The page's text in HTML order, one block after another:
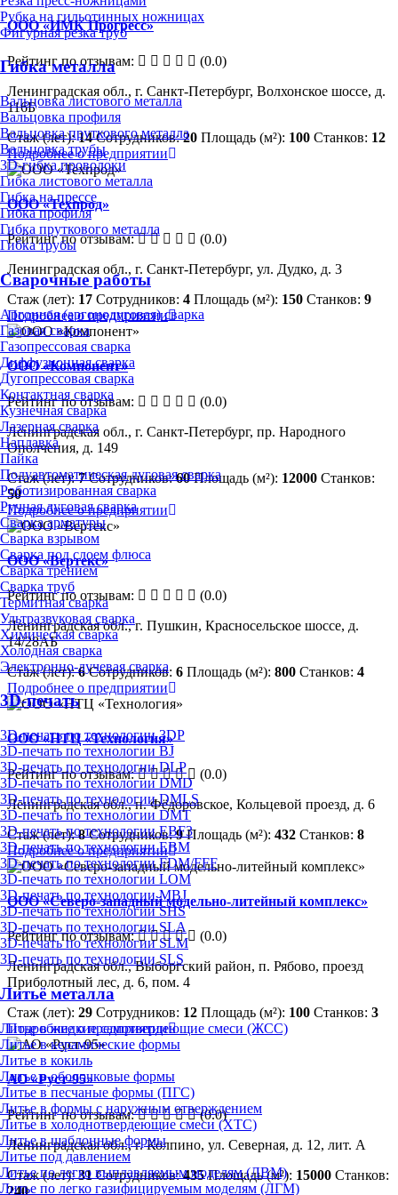
Рубка на гильотинных ножницах
Фигурная резка труб
Гибка металла
Вальцовка листового металла
Вальцовка профиля
Вальцовка пруткового металла
Вальцовка трубы
3D-гибка проволоки
Гибка листового металла
Гибка на прессе
Гибка профиля
Гибка пруткового металла
Гибка трубы
Сварочные работы
Аргонная (аргонодуговая) сварка
Газовая сварка
Газопрессовая сварка
Диффузионная сварка
Дугопрессовая сварка
Контактная сварка
Кузнечная сварка
Лазерная сварка
Наплавка
Пайка
Полуавтоматическая дуговая сварка
Роботизированная сварка
Ручная дуговая сварка
Сварка арматуры
Сварка взрывом
Сварка под слоем флюса
Сварка трением
Сварка труб
Термитная сварка
Ультразвуковая сварка
Химическая сварка
Холодная сварка
Электронно-лучевая сварка
3D-печать
3D-печать по технологии 3DP
3D-печать по технологии BJ
3D-печать по технологии DLP
3D-печать по технологии DMD
3D-печать по технологии DMLS
3D-печать по технологии DMT
3D-печать по технологии EBF3
3D-печать по технологии EBM
3D-печать по технологии FDM/FFF
3D-печать по технологии LOM
3D-печать по технологии MBJ
3D-печать по технологии SHS
3D-печать по технологии SLA
3D-печать по технологии SLM
3D-печать по технологии SLS
Литьё металла
Литье в жидкие самотвердеющие смеси (ЖСС)
Литье в керамические формы
Литье в кокиль
Литье в оболочковые формы
Литье в песчаные формы (ПГС)
Литье в формы с наружным отверждением
Литье в холоднотвердеющие смеси (ХТС)
Литье в шаблонные формы
Литье под давлением
Литье по легко выплавляемым моделям (ЛВМ)
Литье по легко газифицируемым моделям (ЛГМ)
ООО «ИМК Прогресс»
Рейтинг по отзывам:
(0.0)
Ленинградская обл., г. Санкт-Петербург, Волхонское шоссе, д.
116Б
Стаж (лет):14 Сотрудников:20 Площадь (м²): 100 Станков: 12
Подробнее о предприятии
ООО «Техпрод»
Рейтинг по отзывам:
(0.0)
Ленинградская обл., г. Санкт-Петербург, ул. Дудко, д. 3
Стаж (лет): 17 Сотрудников: 4 Площадь (м²): 150 Станков: 9
Подробнее о предприятии
ООО «Компонент»
Рейтинг по отзывам:
(0.0)
Ленинградская обл., г. Санкт-Петербург, пр. Народного
Ополчения, д. 149
Стаж (лет):7 Сотрудников:60 Площадь (м²): 12000 Станков:
50
Подробнее о предприятии
ООО «Вертекс»
Рейтинг по отзывам:
(0.0)
Ленинградская обл., г. Пушкин, Красносельское шоссе, д.
14/28АБ
Стаж (лет):6 Сотрудников: 6 Площадь (м²): 800 Станков: 4
Подробнее о предприятии
ООО «НТЦ «Технология»
Рейтинг по отзывам:
(0.0)
Ленинградская обл., п. Фёдоровское, Кольцевой проезд, д. 6
Стаж (лет):8 Сотрудников:9 Площадь (м²): 432 Станков: 8
Подробнее о предприятии
ООО «Северо-западный модельно-литейный комплекс»
Рейтинг по отзывам:
(0.0)
Ленинградская обл., Выборгский район, п. Рябово, проезд
Приболотный лес, д. 6, пом. 4
Стаж (лет): 29 Сотрудников: 12 Площадь (м²): 100 Станков: 3
Подробнее о предприятии
АО «Руст-95»
Рейтинг по отзывам:
(0.0)
Ленинградская обл., г. Колпино, ул. Северная, д. 12, лит. А
Стаж (лет):31 Сотрудников:435 Площадь (м²): 15000 Станков:
240